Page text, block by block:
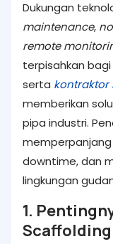
Dukungan
maintenance,
remote
terpisahkan bagi
serta kontraktor
memberikan
pipa industri.
downtime, dan
lingkungan
1.